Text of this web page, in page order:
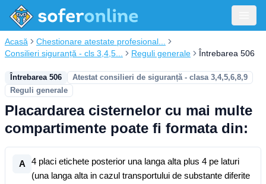
Acasă
Chestionare atestate profesional...
Consilieri siguranță - cls 3,4,5...
Reguli generale Întrebarea 506
Întrebarea 506
Atestat consilieri de siguranță - clasa 3,4,5,6,8,9
Reguli generale
Placardarea cisternelor cu mai multe
compartimente poate fi formata din:
A
4 placi etichete posterior una langa alta plus 4 pe laturi
(una langa alta in cazul transportului de substante diferite